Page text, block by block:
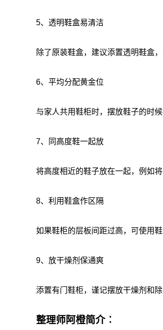
5、 透明鞋盒易清洁
除了原装鞋盒，建议添置透明鞋盒
6、 平均分配黄金位
与家人共用鞋柜时，摆放鞋子的时
7、 同高度鞋一起放
将高度相近的鞋子放在一起，例如
8、 利用鞋盒作区隔
如果鞋柜的层板间距过高，可使用
9、 放干燥剂保通爽
添置有门鞋柜，谨记摆放干燥剂和
整理师阿橙简介︰